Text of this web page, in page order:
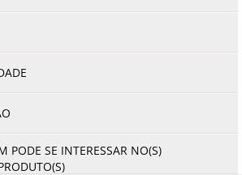
PODE SE INTERESSAR NO(S)